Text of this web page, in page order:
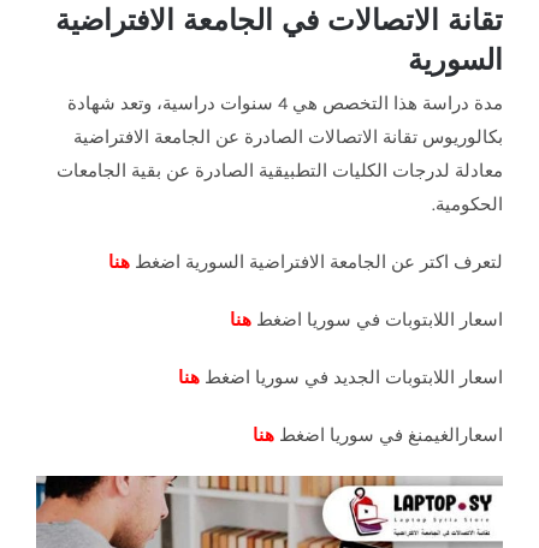
تقانة الاتصالات في الجامعة الافتراضية
السورية
مدة دراسة هذا التخصص هي 4 سنوات دراسية، وتعد شهادة
بكالوريوس تقانة الاتصالات الصادرة عن الجامعة الافتراضية
معادلة لدرجات الكليات التطبيقية الصادرة عن بقية الجامعات
الحكومية.
لتعرف اكتر عن الجامعة الافتراضية السورية اضغط هنا
اسعار اللابتوبات في سوريا اضغط هنا
اسعار اللابتوبات الجديد في سوريا اضغط هنا
اسعارالغيمنغ في سوريا اضغط هنا